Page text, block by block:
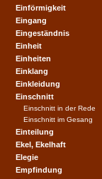
Einförmigkeit
Eingang
Eingeständnis
Einheit
Einheiten
Einklang
Einkleidung
Einschnitt
Einschnitt in der Rede
Einschnitt im Gesang
Einteilung
Ekel, Ekelhaft
Elegie
Empfindung